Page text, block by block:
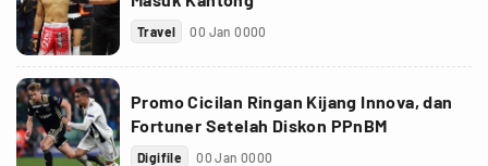
Travel 00 Jan 0000
Promo Cicilan Ringan Kijang Innova, dan
Fortuner Setelah Diskon PPnBM
Digifile 00 Jan 0000